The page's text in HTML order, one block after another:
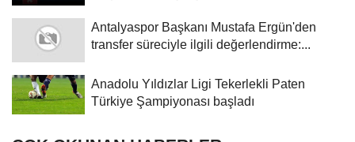
Antalyaspor Başkanı Mustafa Ergün'den
transfer süreciyle ilgili değerlendirme:...
Anadolu Yıldızlar Ligi Tekerlekli Paten
Türkiye Şampiyonası başladı